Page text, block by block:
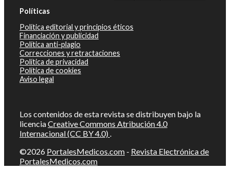
Políticas
Política editorial y principios éticos
Financiación y publicidad
Política anti-plagio
Correcciones y retractaciones
Política de privacidad
Política de cookies
Aviso legal
Los contenidos de esta revista se distribuyen bajo la
licenciaCreative Commons Atribución 4.0
Internacional (CC BY 4.0) .
©2026 PortalesMedicos.com - Revista Electrónica de
PortalesMedicos.com